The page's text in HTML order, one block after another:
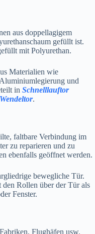
aus doppellagigem
gefüllt ist.
mit Polyurethan.
Materialien wie
und
in Schnelllauftor
.
faltbare Verbindung im
zu reparieren und zu
ebenfalls geöffnet werden.
bewegliche Tür.
Rollen über der Tür als
Fenster.
Flughäfen usw.